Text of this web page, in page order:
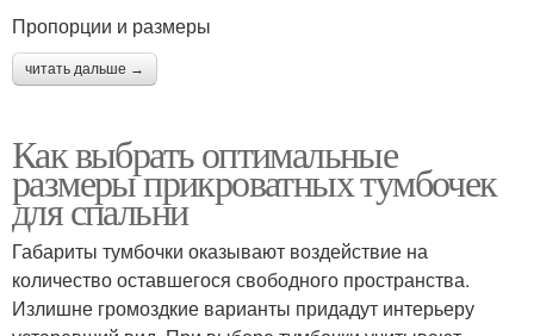
Пропорции и размеры
читать дальше →
Как выбрать оптимальные
размеры прикроватных тумбочек
для спальни
Габариты тумбочки оказывают воздействие на
количество оставшегося свободного пространства.
Излишне громоздкие варианты придадут интерьеру